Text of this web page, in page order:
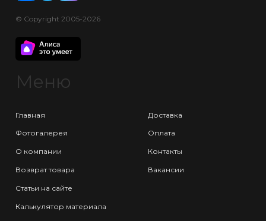
© Copyright 2005-2026
Меню
Главная
Фотогалерея
О компании
Возврат товара
Статьи на сайте
Калькулятор материала
Доставка
Оплата
Контакты
Вакансии